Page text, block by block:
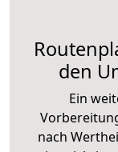
den
Ein
nach